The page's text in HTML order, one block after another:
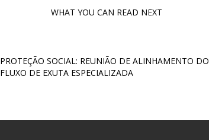
WHAT YOU CAN READ NEXT
PROTEÇÃO SOCIAL: REUNIÃO DE ALINHAMENTO DO
FLUXO DE EXUTA ESPECIALIZADA